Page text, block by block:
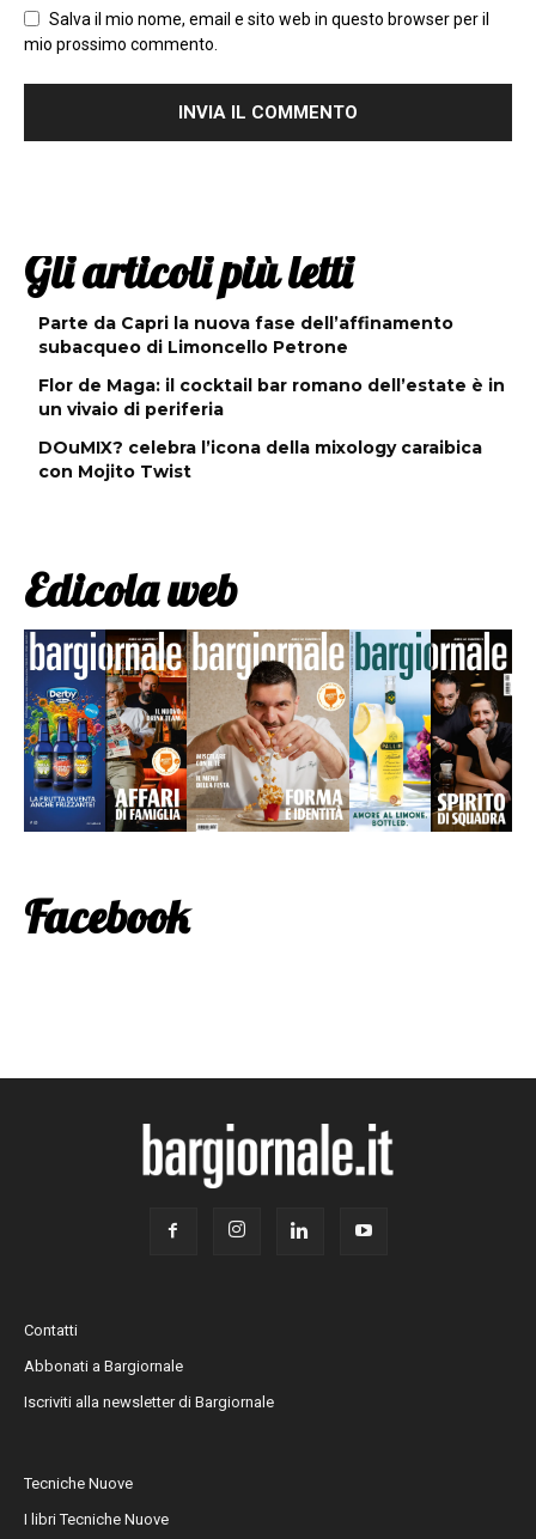
Salva il mio nome, email e sito web in questo browser per il
mio prossimo commento.
Gli articoli più letti
Parte da Capri la nuova fase dell’affinamento
subacqueo di Limoncello Petrone
Flor de Maga: il cocktail bar romano dell’estate è in
un vivaio di periferia
DOuMIX? celebra l’icona della mixology caraibica
con Mojito Twist
Edicola web
Facebook
Contatti
Abbonati a Bargiornale
Iscriviti alla newsletter di Bargiornale
Tecniche Nuove
I libri Tecniche Nuove